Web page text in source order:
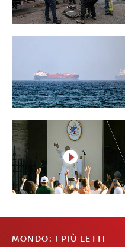
MONDO: I PIÙ LETTI